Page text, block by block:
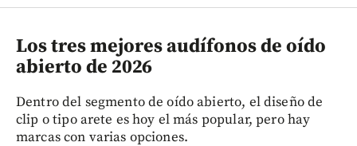
Los tres mejores audífonos de oído
abierto de 2026
Dentro del segmento de oído abierto, el diseño de
clip o tipo arete es hoy el más popular, pero hay
marcas con varias opciones.